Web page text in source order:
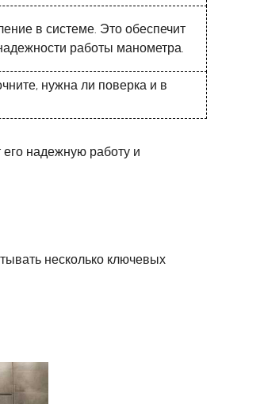
в системе. Это обеспечит
работы манометра.
нужна ли поверка и в
надежную работу и
несколько ключевых